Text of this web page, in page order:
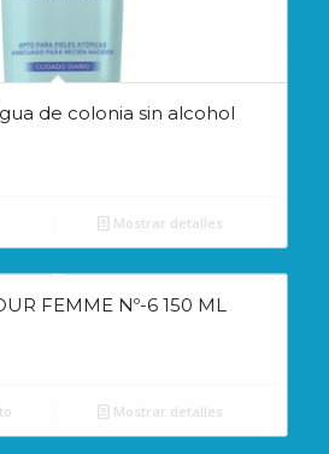
de colonia sin alcohol
Mostrar detalles
FEMME Nº-6 150 ML
Mostrar detalles